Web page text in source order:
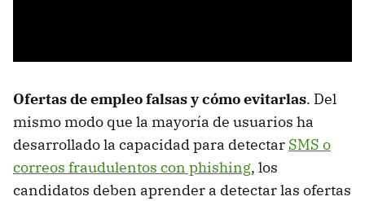
Ofertas de empleo falsas y cómo evitarlas. Del
mismo modo que la mayoría de usuarios ha
desarrollado la capacidad para detectar SMS o
correos fraudulentos con phishing, los
candidatos deben aprender a detectar las ofertas